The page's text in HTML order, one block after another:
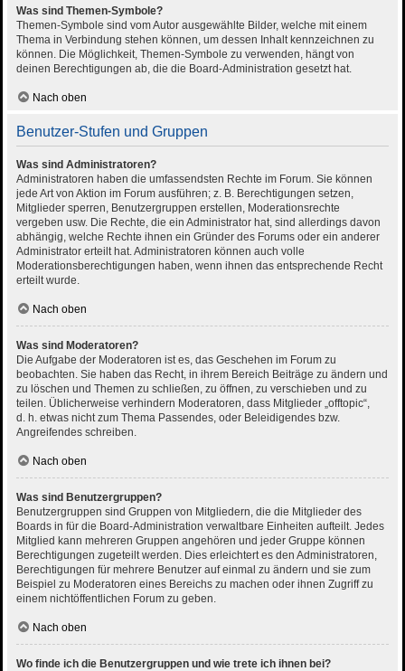
Was sind Themen-Symbole?
Themen-Symbole sind vom Autor ausgewählte Bilder, welche mit einem
Thema in Verbindung stehen können, um dessen Inhalt kennzeichnen zu
können. Die Möglichkeit, Themen-Symbole zu verwenden, hängt von
deinen Berechtigungen ab, die die Board-Administration gesetzt hat.
Nach oben
Benutzer-Stufen und Gruppen
Was sind Administratoren?
Administratoren haben die umfassendsten Rechte im Forum. Sie können
jede Art von Aktion im Forum ausführen; z. B. Berechtigungen setzen,
Mitglieder sperren, Benutzergruppen erstellen, Moderationsrechte
vergeben usw. Die Rechte, die ein Administrator hat, sind allerdings davon
abhängig, welche Rechte ihnen ein Gründer des Forums oder ein anderer
Administrator erteilt hat. Administratoren können auch volle
Moderationsberechtigungen haben, wenn ihnen das entsprechende Recht
erteilt wurde.
Nach oben
Was sind Moderatoren?
Die Aufgabe der Moderatoren ist es, das Geschehen im Forum zu
beobachten. Sie haben das Recht, in ihrem Bereich Beiträge zu ändern und
zu löschen und Themen zu schließen, zu öffnen, zu verschieben und zu
teilen. Üblicherweise verhindern Moderatoren, dass Mitglieder „offtopic“,
d. h. etwas nicht zum Thema Passendes, oder Beleidigendes bzw.
Angreifendes schreiben.
Nach oben
Was sind Benutzergruppen?
Benutzergruppen sind Gruppen von Mitgliedern, die die Mitglieder des
Boards in für die Board-Administration verwaltbare Einheiten aufteilt. Jedes
Mitglied kann mehreren Gruppen angehören und jeder Gruppe können
Berechtigungen zugeteilt werden. Dies erleichtert es den Administratoren,
Berechtigungen für mehrere Benutzer auf einmal zu ändern und sie zum
Beispiel zu Moderatoren eines Bereichs zu machen oder ihnen Zugriff zu
einem nichtöffentlichen Forum zu geben.
Nach oben
Wo finde ich die Benutzergruppen und wie trete ich ihnen bei?